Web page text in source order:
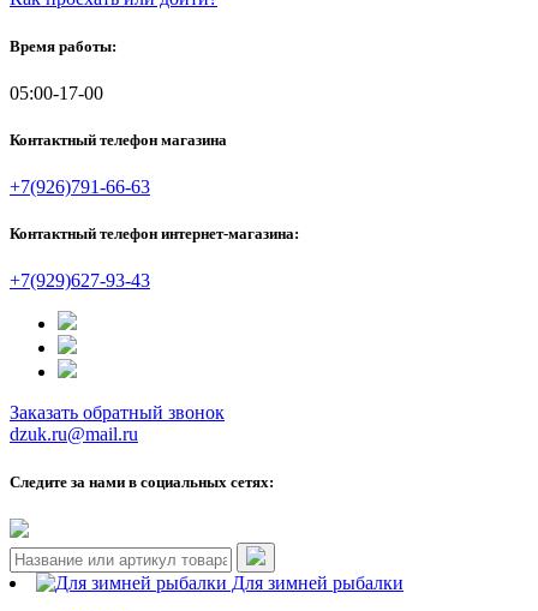
Время работы:
05:00-17-00
Контактный телефон магазина
+7(926)791-66-63
Контактный телефон интернет-магазина:
+7(929)627-93-43
Заказать обратный звонок
dzuk.ru@mail.ru
Следите за нами в социальных сетях:
Для зимней рыбалки